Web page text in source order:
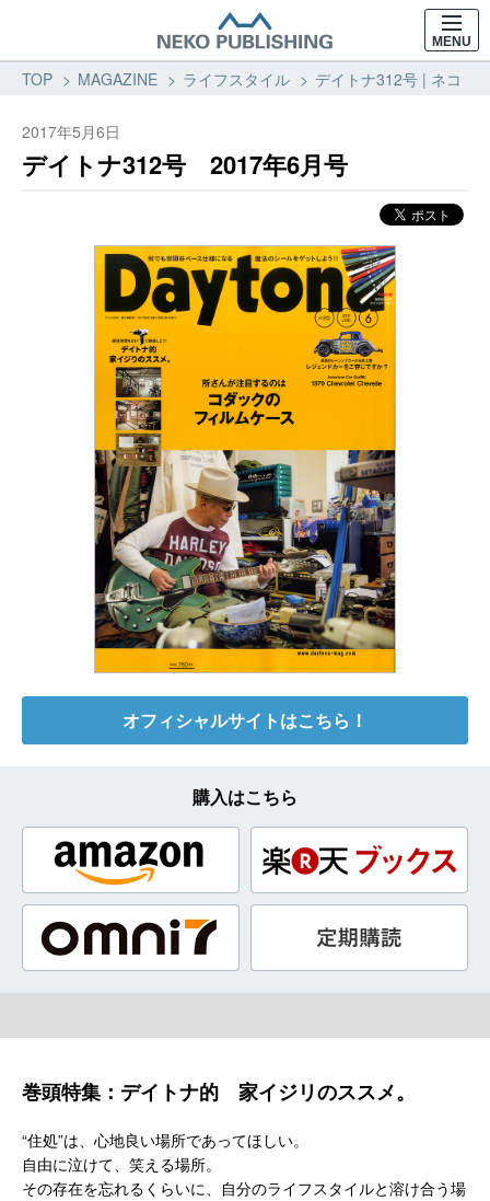
MENU
TOP MAGAZINE ライフスタイル デイトナ312号 | ネコ・
2017年5月6日
デイトナ312号 2017年6月号
オフィシャルサイトはこちら！
購入はこちら
巻頭特集：デイトナ的 家イジリのススメ。
“住処”は、心地良い場所であってほしい。
自由に泣けて、笑える場所。
その存在を忘れるくらいに、自分のライフスタイルと溶け合う場